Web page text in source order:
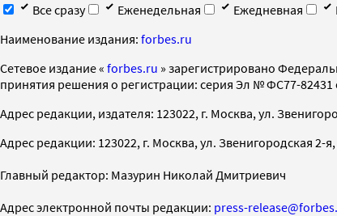
Все сразу
Еженедельная Ежедневная
Наименование издания: forbes.ru
Cетевое издание « forbes.ru » зарегистрировано
принятия решения о регистрации: серия Эл № ФС77-82431
Адрес редакции, издателя: 123022, г. Москва, ул.
Адрес редакции: 123022, г. Москва, ул. Звенигородская 2-я,
Главный редактор: Мазурин Николай Дмитриевич
Адрес электронной почты редакции: press-